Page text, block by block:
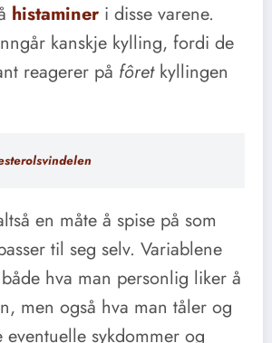
histaminer i disse varene.
kanskje kylling, fordi de
reagerer på fôret kyllingen
en måte å spise på som
til seg selv. Variablene
hva man personlig liker å
men også hva man tåler og
eventuelle sykdommer og